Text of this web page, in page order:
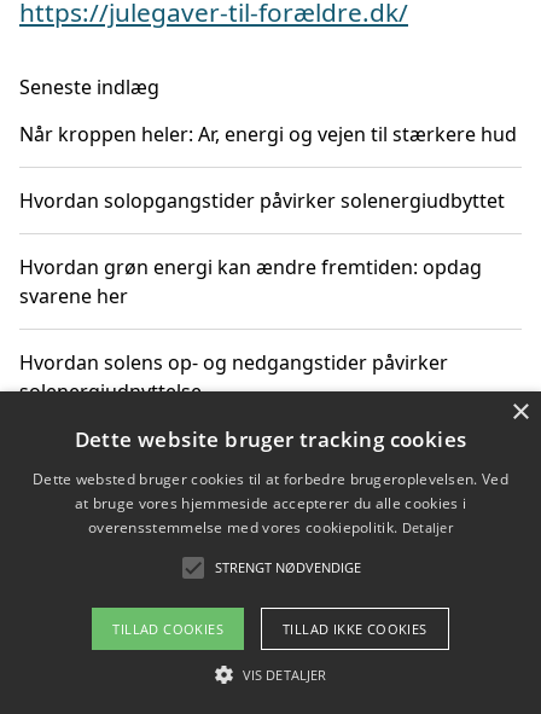
https://julegaver-til-forældre.dk/
Seneste indlæg
Når kroppen heler: Ar, energi og vejen til stærkere hud
Hvordan solopgangstider påvirker solenergiudbyttet
Hvordan grøn energi kan ændre fremtiden: opdag
svarene her
Hvordan solens op- og nedgangstider påvirker
solenergiudnyttelse
Hvordan du får svar på energispørgsmål om
vedvarende energikilder
Om / kontakt
Blog Betingelser
×
Dette website bruger tracking cookies
Dette websted bruger cookies til at forbedre brugeroplevelsen. Ved
at bruge vores hjemmeside accepterer du alle cookies i
overensstemmelse med vores cookiepolitik. Detaljer
STRENGT NØDVENDIGE
TILLAD COOKIES TILLAD IKKE COOKIES
VIS DETALJER